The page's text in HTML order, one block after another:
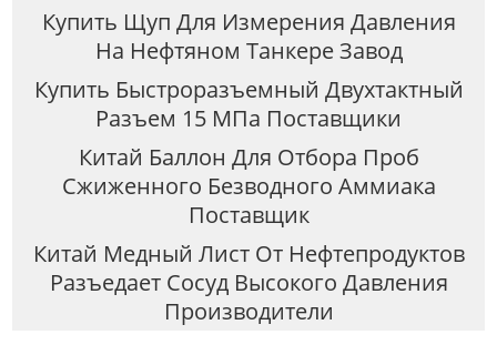
Купить Щуп Для Измерения Давления
На Нефтяном Танкере Завод
Купить Быстроразъемный Двухтактный
Разъем 15 МПа Поставщики
Китай Баллон Для Отбора Проб
Сжиженного Безводного Аммиака
Поставщик
Китай Медный Лист От Нефтепродуктов
Разъедает Сосуд Высокого Давления
Производители